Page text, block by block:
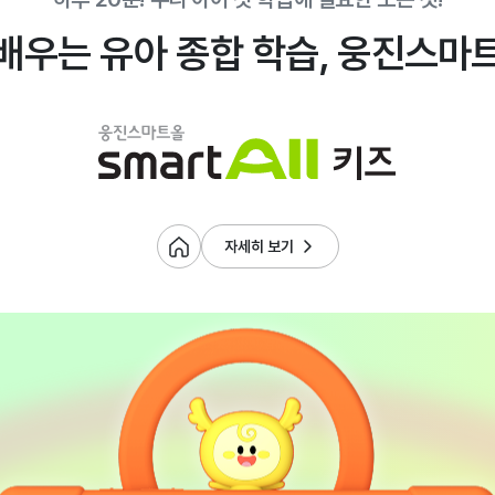
우는 유아 종합 학습, 웅진스마
자세히 보기